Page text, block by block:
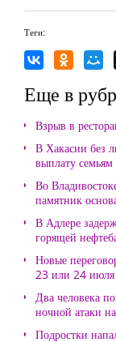
Теги:
Еще в
Взрыв в
В Хакасии без
выплату
Во
памятник
В Адлере
горящей
Новые
23 или 24 июля
Два человека
ночной атаки
Подростки